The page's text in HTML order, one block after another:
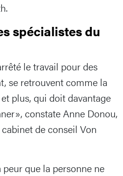
spécialistes du
le travail pour des
se retrouvent comme la
plus, qui doit davantage
constate Anne Donou,
de conseil Von
peur que la personne ne